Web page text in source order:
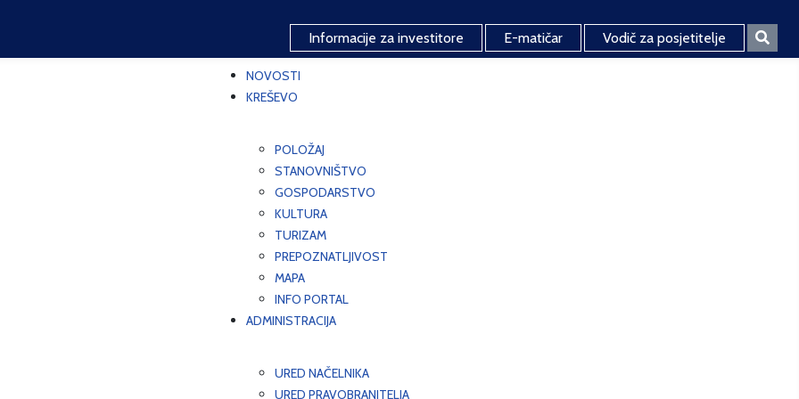
Informacije za investitore E-matičar Vodič za posjetitelje
NOVOSTI
KREŠEVO
POLOŽAJ
STANOVNIŠTVO
GOSPODARSTVO
KULTURA
TURIZAM
PREPOZNATLJIVOST
MAPA
INFO PORTAL
ADMINISTRACIJA
URED NAČELNIKA
URED PRAVOBRANITELJA